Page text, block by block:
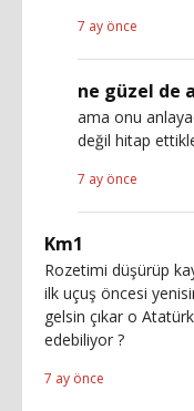
7 ay önce
ne güzel de
ama onu
değil hitap
7 ay önce
Km1
Rozetimi düşürüp
ilk uçuş öncesi
gelsin çıkar o
edebiliyor ?
7 ay önce